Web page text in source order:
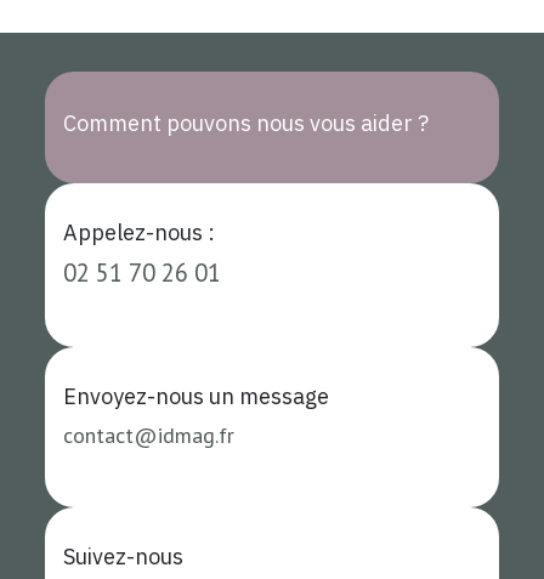
Comment pouvons nous vous aider ?
Appelez-nous :
02 51 70 26 01
Envoyez-nous un message
contact@idmag.fr
Suivez-nous